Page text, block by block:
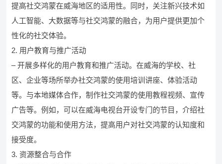
提高社交鸿蒙在威海地区的适用性。同时，关注新兴技术如
人工智能、大数据等与社交鸿蒙的融合，为用户提供更加个
性化的社交体验。
2. 用户教育与推广活动
– 开展多样化的用户教育和推广活动。在威海的学校、社
区、企业等场所举办社交鸿蒙的使用培训讲座、体验活动
等。与本地媒体合作，制作社交鸿蒙的使用教程视频、宣传
广告等。例如，可以在威海电视台开设专门的节目，介绍社
交鸿蒙的功能和使用方法，提高用户对社交鸿蒙的认知度和
接受度。
3. 资源整合与合作